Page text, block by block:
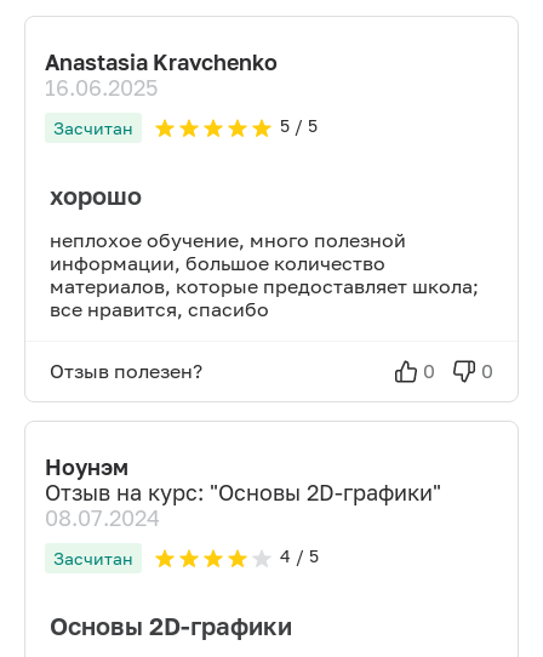
Anastasia Kravchenko
16.06.2025
Засчитан 5/ 5
хорошо
неплохое обучение, много полезной
информации, большое количество
материалов, которые предоставляет школа;
все нравится, спасибо
Отзыв полезен? 0 0
Ноунэм
Отзыв на курс: "Основы 2D-графики"
08.07.2024
Засчитан 4 / 5
Основы 2D-графики